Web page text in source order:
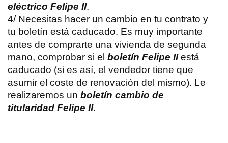
eléctrico Felipe II.
4/ Necesitas hacer un cambio en tu contrato y
tu boletín está caducado. Es muy importante
antes de comprarte una vivienda de segunda
mano, comprobar si el boletín Felipe IIestá
caducado (si es así, el vendedor tiene que
asumir el coste de renovación del mismo). Le
realizaremos un boletín cambio de
titularidad Felipe II.